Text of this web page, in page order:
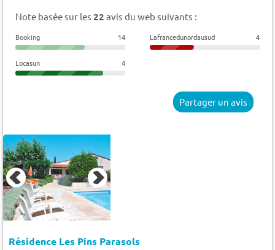
Note basée sur les 22 avis du web suivants :
Booking 14 Lafrancedunordausud 4
Locasun 4
Partager un avis
Résidence Les Pins Parasols